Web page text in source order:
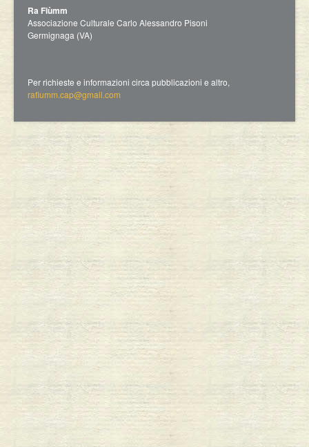
Ra Fiùmm
Associazione Culturale Carlo Alessandro Pisoni
Germignaga (VA)
Per richieste e informazioni circa pubblicazioni e altro,
rafiumm.cap@gmail.com